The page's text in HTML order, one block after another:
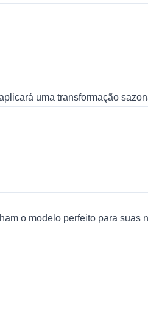
uma transformação
o modelo perfeito para suas